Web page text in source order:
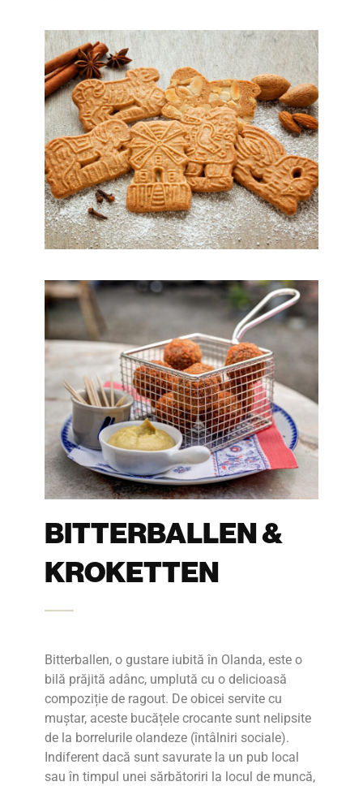
BITTERBALLEN &
KROKETTEN
Bitterballen, o gustare iubită în Olanda, este o
bilă prăjită adânc, umplută cu o delicioasă
compoziție de ragout. De obicei servite cu
muștar, aceste bucățele crocante sunt nelipsite
de la borrelurile olandeze (întâlniri sociale).
Indiferent dacă sunt savurate la un pub local
sau în timpul unei sărbătoriri la locul de muncă,